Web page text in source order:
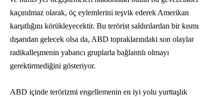
kaçınılmaz olarak, öç eylemlerini teşvik ederek Amerikan
karşıtlığını körükleyecektir. Bu terörist saldırılardan bir kısmı
dışarıdan gelecek olsa da, ABD topraklarındaki son olaylar
radikalleşmenin yabancı gruplarla bağlantılı olmayı
gerektirmediğini gösteriyor.
ABD içinde terörizmi engellemenin en iyi yolu yurttaşlık